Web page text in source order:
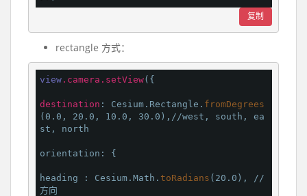
复制
rectangle 方式：
view .camera .setView({
destination : Cesium.Rectangle. fromDegrees
(0.0, 20.0, 10.0, 30.0),//west, south, ea
st, north
orientation: {
heading : Cesium.Math. toRadians (20.0), //
方向